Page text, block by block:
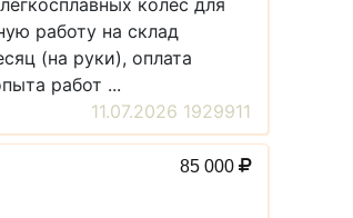
колес для
работу на склад
(на руки), оплата
работ ...
11.07.2026 1929911
85 000